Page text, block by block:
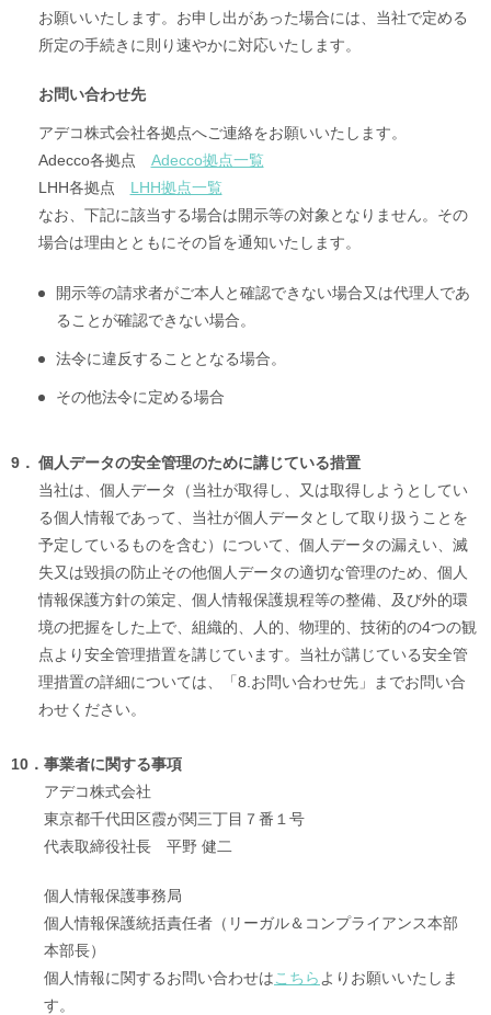
お願いいたします。お申し出があった場合には、当社で定める
所定の手続きに則り速やかに対応いたします。
お問い合わせ先
アデコ株式会社各拠点へご連絡をお願いいたします。
Adecco各拠点 Adecco拠点一覧
LHH各拠点 LHH拠点一覧
なお、下記に該当する場合は開示等の対象となりません。その
場合は理由とともにその旨を通知いたします。
開示等の請求者がご本人と確認できない場合又は代理人であ
ることが確認できない場合。
法令に違反することとなる場合。
その他法令に定める場合
9． 個人データの安全管理のために講じている措置
当社は、個人データ（当社が取得し、又は取得しようとしてい
る個人情報であって、当社が個人データとして取り扱うことを
予定しているものを含む）について、個人データの漏えい、滅
失又は毀損の防止その他個人データの適切な管理のため、個人
情報保護方針の策定、個人情報保護規程等の整備、及び外的環
境の把握をした上で、組織的、人的、物理的、技術的の4つの観
点より安全管理措置を講じています。当社が講じている安全管
理措置の詳細については、「8.お問い合わせ先」までお問い合
わせください。
10． 事業者に関する事項
アデコ株式会社
東京都千代田区霞が関三丁目７番１号
代表取締役社長 平野 健二
個人情報保護事務局
個人情報保護統括責任者（リーガル＆コンプライアンス本部
本部長）
個人情報に関するお問い合わせはこちら よりお願いいたしま
す。